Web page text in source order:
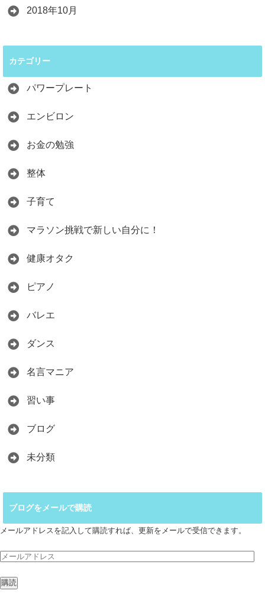
2018年10月
カテゴリー
パワープレート
エンビロン
お金の勉強
整体
子育て
マラソン挑戦で新しい自分に！
健康オタク
ピアノ
バレエ
ダンス
名言マニア
習い事
ブログ
未分類
ブログをメールで購読
メールアドレスを記入して購読すれば、更新をメールで受信できます。
メ
ル